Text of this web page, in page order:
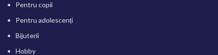
Pentru copii
Pentru adolescenți
Bijuterii
Hobby